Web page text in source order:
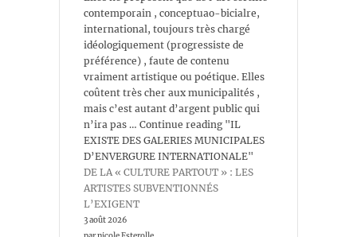
contemporain , conceptuao-bicialre,
international, toujours très chargé
idéologiquement (progressiste de
préférence) , faute de contenu
vraiment artistique ou poétique. Elles
coûtent très cher aux municipalités ,
mais c’est autant d’argent public qui
n’ira pas … Continue reading "IL
EXISTE DES GALERIES MUNICIPALES
D’ENVERGURE INTERNATIONALE"
DE LA « CULTURE PARTOUT » : LES
ARTISTES SUBVENTIONNÉS
L’EXIGENT
3 août 2026